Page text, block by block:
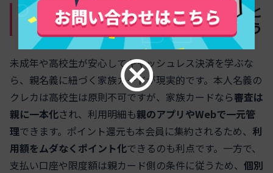
家族カードを未成年から使うメリットと
「できること・できないこと」を知ろう
未成年や高校生が安心してキャッシュレス決済を学ぶな
ら、親名義に紐づく家族カードが現実的です。本人名義の
クレカは高校生は原則不可ですが、家族カードなら審査は
親に一本化され、利用明細も親のアプリやWebで一元管
理できます。ポイント還元も本会員に集約されるため、 利
用額をムダなくポイント化できるのも利点です。一方で、
支払い口座や限度額は親カード側の条件に従うため、 個別